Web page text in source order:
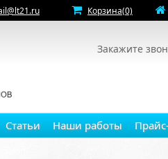
Корзина(0)
Закажите
Статьи Наши работы